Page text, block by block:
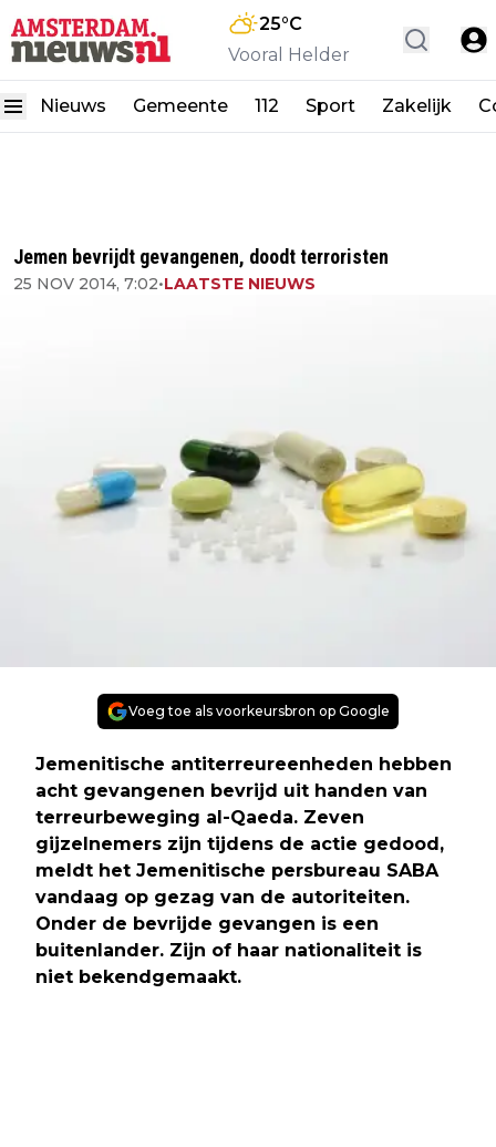
25°C
Vooral Helder
Nieuws Gemeente 112 Sport Zakelijk
Jemen bevrijdt gevangenen, doodt terroristen
25 NOV 2014, 7:02•LAATSTE NIEUWS
Voeg toe als voorkeursbron op Google
Jemenitische antiterreureenheden hebben
acht gevangenen bevrijd uit handen van
terreurbeweging al-Qaeda. Zeven
gijzelnemers zijn tijdens de actie gedood,
meldt het Jemenitische persbureau SABA
vandaag op gezag van de autoriteiten.
Onder de bevrijde gevangen is een
buitenlander. Zijn of haar nationaliteit is
niet bekendgemaakt.